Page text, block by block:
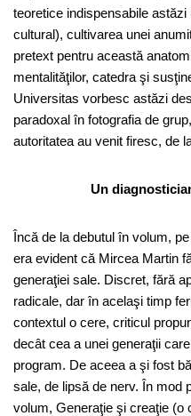
teoretice indispensabile
cultural), cultivarea unei
pretext pentru această
mentalităţilor, catedra şi
Universitas vorbesc astăzi
paradoxal în fotografia de
autoritatea au venit firesc, de
Un
Încă de la debutul în volum,
era evident că Mircea Martin
generaţiei sale. Discret, fără
radicale, dar în acelaşi timp
contextul o cere, criticul
decât cea a unei generaţii
program. De aceea a şi fost
sale, de lipsă de nerv. În mod
volum, Generaţie şi creaţie (o